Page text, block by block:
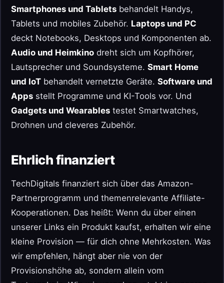
Smartphones und Tablets behandelt Handys,
Tablets und mobiles Zubehör. Laptops und PC
deckt Notebooks, Desktops und Komponenten ab.
Audio und Heimkino dreht sich um Kopfhörer,
Lautsprecher und Soundsysteme. Smart Home
und IoT behandelt vernetzte Geräte. Software und
Apps stellt Programme und KI-Tools vor. Und
Gadgets und Wearables testet Smartwatches,
Drohnen und cleveres Zubehör.
Ehrlich finanziert
TechDigitals finanziert sich über das Amazon-
Partnerprogramm und themenrelevante Affiliate-
Kooperationen. Das heißt: Wenn du über einen
unserer Links ein Produkt kaufst, erhalten wir eine
kleine Provision — für dich ohne Mehrkosten. Was
wir empfehlen, hängt aber nie von der
Provisionshöhe ab, sondern allein vom